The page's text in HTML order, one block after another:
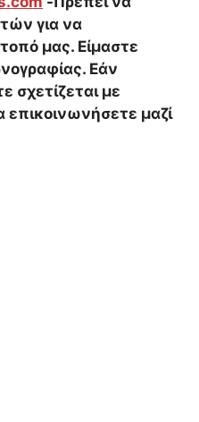
για να
μας. Είμαστε
Εάν
σχετίζεται με
επικοινωνήσετε μαζί